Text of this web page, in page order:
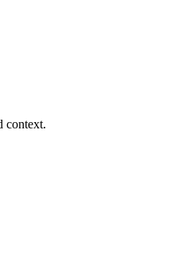
context.